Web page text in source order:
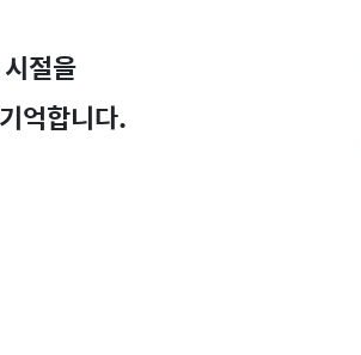
절을
억합니다.